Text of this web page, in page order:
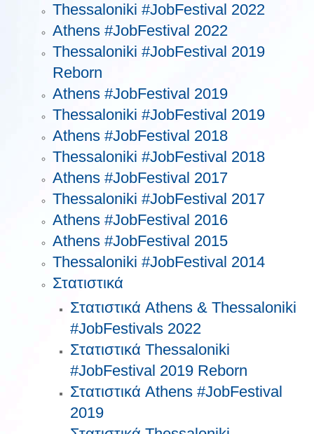
Thessaloniki #JobFestival 2022
Athens #JobFestival 2022
Thessaloniki #JobFestival 2019
Reborn
Athens #JobFestival 2019
Thessaloniki #JobFestival 2019
Athens #JobFestival 2018
Thessaloniki #JobFestival 2018
Athens #JobFestival 2017
Τhessaloniki #JobFestival 2017
Athens #JobFestival 2016
Athens #JobFestival 2015
Thessaloniki #JobFestival 2014
Στατιστικά
Στατιστικά Athens & Thessaloniki
#JobFestivals 2022
Στατιστικά Thessaloniki
#JobFestival 2019 Reborn
Στατιστικά Athens #JobFestival
2019